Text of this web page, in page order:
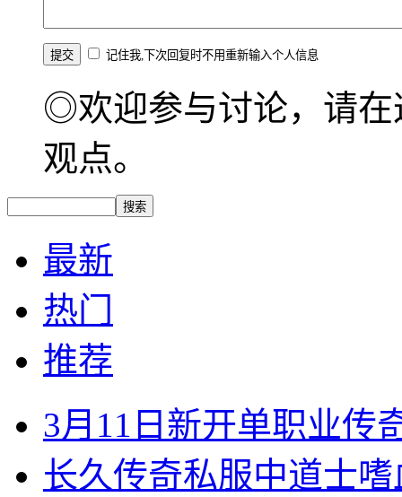
记住我,下次回复时不用重新输入个人信息
◎欢迎参与讨论，请在
观点。
最新
热门
推荐
3月11日新开单职业传
长久传奇私服中道士